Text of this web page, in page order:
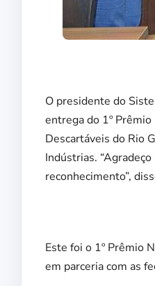
O presidente do
entrega do 1º
Descartáveis do Rio
Indústrias.
reconhecimento”,
Este foi o 1º Prêmio
em parceria com as